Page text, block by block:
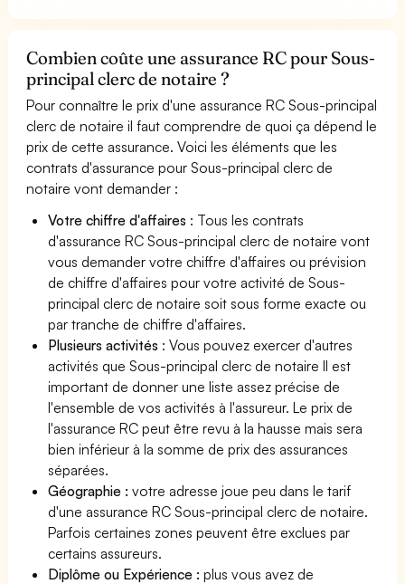
Combien coûte une assurance RC pour Sous-
principal clerc de notaire ?
Pour connaître le prix d'une assurance RC Sous-principal
clerc de notaire il faut comprendre de quoi ça dépend le
prix de cette assurance. Voici les éléments que les
contrats d'assurance pour Sous-principal clerc de
notaire vont demander :
Votre chiffre d'affaires : Tous les contrats
d'assurance RC Sous-principal clerc de notaire vont
vous demander votre chiffre d'affaires ou prévision
de chiffre d'affaires pour votre activité de Sous-
principal clerc de notaire soit sous forme exacte ou
par tranche de chiffre d'affaires.
Plusieurs activités : Vous pouvez exercer d'autres
activités que Sous-principal clerc de notaire Il est
important de donner une liste assez précise de
l'ensemble de vos activités à l'assureur. Le prix de
l'assurance RC peut être revu à la hausse mais sera
bien inférieur à la somme de prix des assurances
séparées.
Géographie :votre adresse joue peu dans le tarif
d'une assurance RC Sous-principal clerc de notaire.
Parfois certaines zones peuvent être exclues par
certains assureurs.
Diplôme ou Expérience :plus vous avez de